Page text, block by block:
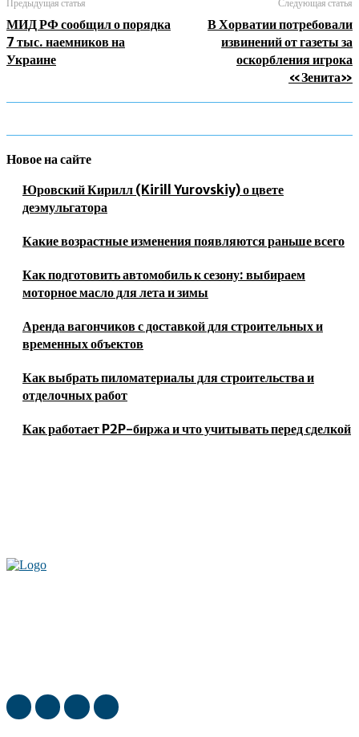
Предыдущая статья
МИД РФ сообщил о порядка
7 тыс. наемников на
Украине
Следующая статья
В Хорватии потребовали
извинений от газеты за
оскорбления игрока
«Зенита»
Новое на сайте
Юровский Кирилл (Kirill Yurovskiy) о цвете
деэмульгатора
Какие возрастные изменения появляются раньше всего
Как подготовить автомобиль к сезону: выбираем
моторное масло для лета и зимы
Аренда вагончиков с доставкой для строительных и
временных объектов
Как выбрать пиломатериалы для строительства и
отделочных работ
Как работает P2P-биржа и что учитывать перед сделкой